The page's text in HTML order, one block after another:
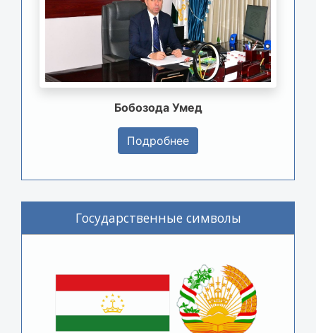
Бобозода Умед
Подробнее
Государственные символы